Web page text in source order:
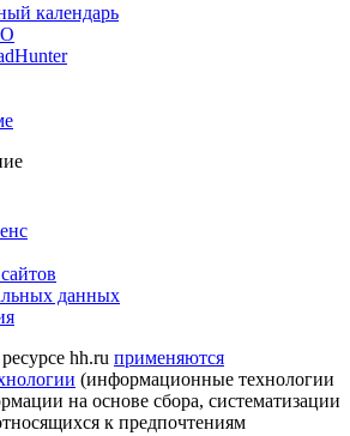
календарь
данных
hh.ru применяются
(информационные технологии
на основе сбора, систематизации
к предпочтениям